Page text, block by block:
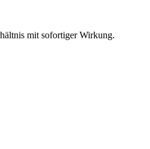
mit sofortiger Wirkung.